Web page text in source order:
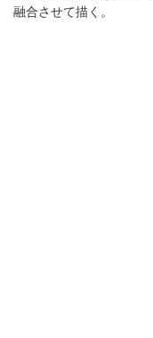
融合させて描く。